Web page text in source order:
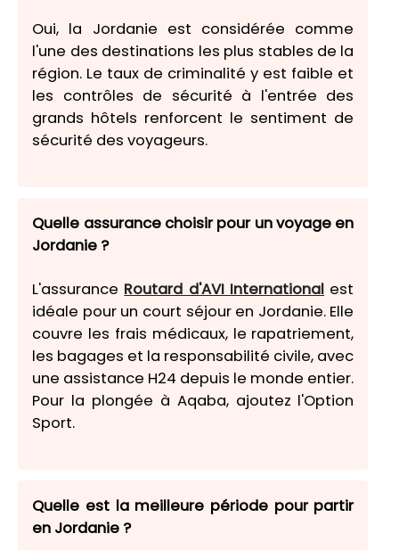
Oui, la Jordanie est considérée comme
l'une des destinations les plus stables de la
région. Le taux de criminalité y est faible et
les contrôles de sécurité à l'entrée des
grands hôtels renforcent le sentiment de
sécurité des voyageurs.
Quelle assurance choisir pour un voyage en
Jordanie ?
L'assurance Routard d'AVI International est
idéale pour un court séjour en Jordanie. Elle
couvre les frais médicaux, le rapatriement,
les bagages et la responsabilité civile, avec
une assistance H24 depuis le monde entier.
Pour la plongée à Aqaba, ajoutez l'Option
Sport.
Quelle est la meilleure période pour partir
en Jordanie ?